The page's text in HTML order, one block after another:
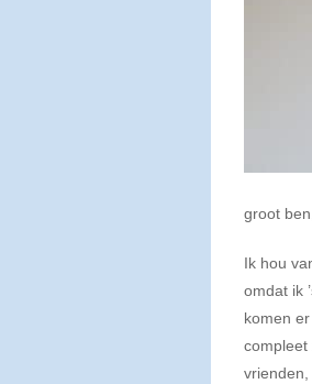
groot
Ik hou
omdat ik
komen
compleet